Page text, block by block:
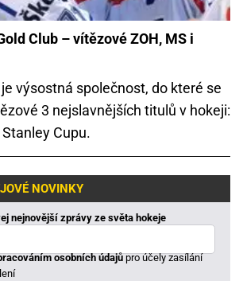
Club – vítězové ZOH, MS i
výsostná společnost, do které se
3 nejslavnějších titulů v hokeji:
Cupu.
NOVINKY
nejnovější zprávy ze světa hokeje
osobních údajůpro účely zasílání